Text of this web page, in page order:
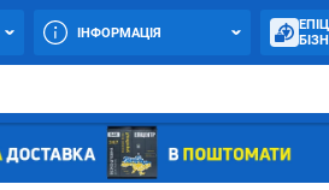
ІНФОРМАЦІЯ